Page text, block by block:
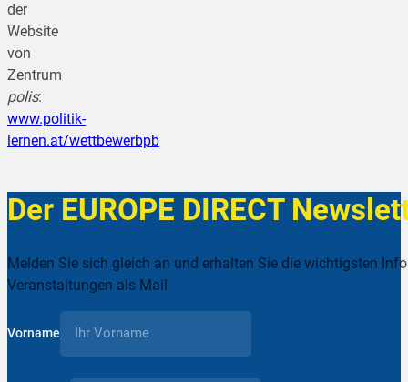
der
Website
von
Zentrum
polis:
www.politik-
lernen.at/wettbewerbpb
Der EUROPE DIRECT
Melden Sie sich gleich an und erhalten Sie die wichtigsten
Veranstaltungen als Mail
Vorname